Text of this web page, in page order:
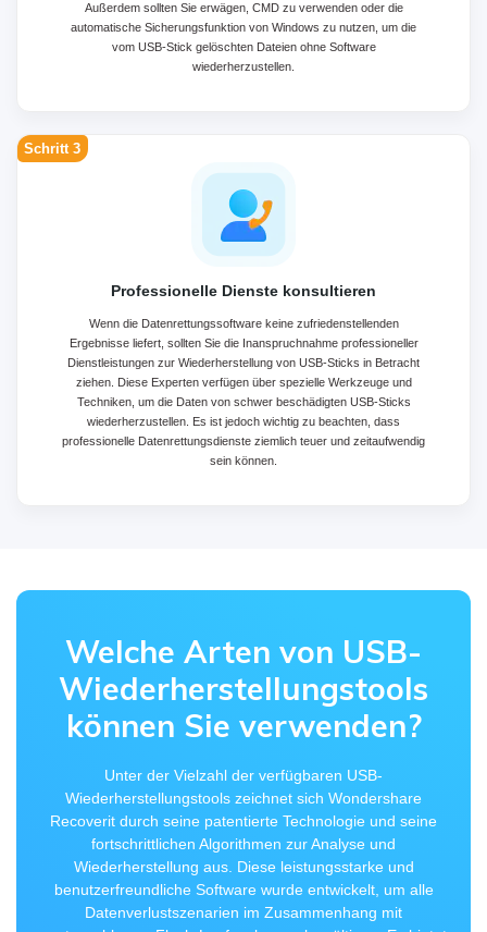
Außerdem sollten Sie erwägen, CMD zu verwenden oder die
automatische Sicherungsfunktion von Windows zu nutzen, um die
vom USB-Stick gelöschten Dateien ohne Software
wiederherzustellen.
Professionelle Dienste konsultieren
Wenn die Datenrettungssoftware keine zufriedenstellenden
Ergebnisse liefert, sollten Sie die Inanspruchnahme professioneller
Dienstleistungen zur Wiederherstellung von USB-Sticks in Betracht
ziehen. Diese Experten verfügen über spezielle Werkzeuge und
Techniken, um die Daten von schwer beschädigten USB-Sticks
wiederherzustellen. Es ist jedoch wichtig zu beachten, dass
professionelle Datenrettungsdienste ziemlich teuer und zeitaufwendig
sein können.
Schritt 3
Welche Arten von USB-
Wiederherstellungstools
können Sie verwenden?
Unter der Vielzahl der verfügbaren USB-
Wiederherstellungstools zeichnet sich Wondershare
Recoverit durch seine patentierte Technologie und seine
fortschrittlichen Algorithmen zur Analyse und
Wiederherstellung aus. Diese leistungsstarke und
benutzerfreundliche Software wurde entwickelt, um alle
Datenverlustszenarien im Zusammenhang mit